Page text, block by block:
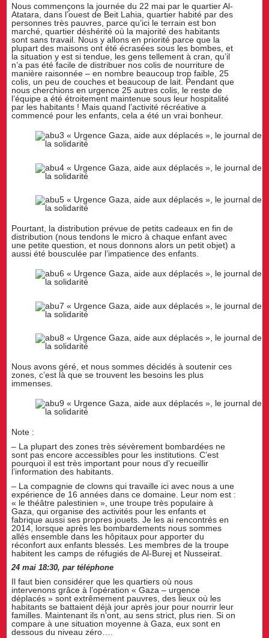
Nous commençons la journée du 22 mai par le quartier Al-
Atatara, dans l’ouest de Beit Lahia, quartier habité par des
personnes très pauvres, parce qu’ici le terrain est bon
marché, quartier déshérité où la majorité des habitants
sont sans travail. Nous y allons en priorité parce que la
plupart des maisons ont été écrasées sous les bombes, et
la situation y est si tendue, les gens tellement à cran, qu’il
n’a pas été facile de distribuer nos colis de nourriture de
manière raisonnée – en nombre beaucoup trop faible, 25
colis, un peu de couches et beaucoup de lait. Pendant que
nous cherchions en urgence 25 autres colis, le reste de
l’équipe a été étroitement maintenue sous leur hospitalité
par les habitants ! Mais quand l’activité récréative a
commencé pour les enfants, cela a été un vrai bonheur.
Pourtant, la distribution prévue de petits cadeaux en fin de
distribution (nous tendons le micro à chaque enfant avec
une petite question, et nous donnons alors un petit objet) a
aussi été bousculée par l’impatience des enfants.
Nous avons géré, et nous sommes décidés à soutenir ces
zones, c’est là que se trouvent les besoins les plus
immenses.
Note :
– La plupart des zones très sévèrement bombardées ne
sont pas encore accessibles pour les institutions. C’est
pourquoi il est très important pour nous d’y recueillir
l’information des habitants.
– La compagnie de clowns qui travaille ici avec nous a une
expérience de 16 années dans ce domaine. Leur nom est :
« le théâtre palestinien », une troupe très populaire à
Gaza, qui organise des activités pour les enfants et
fabrique aussi ses propres jouets. Je les ai rencontrés en
2014, lorsque après les bombardements nous sommes
allés ensemble dans les hôpitaux pour apporter du
réconfort aux enfants blessés. Les membres de la troupe
habitent les camps de réfugiés de Al-Burej et Nusseirat.
24 mai 18:30, par téléphone
Il faut bien considérer que les quartiers où nous
intervenons grâce à l’opération « Gaza – urgence
déplacés » sont extrêmement pauvres, des lieux où les
habitants se battaient déjà jour après jour pour nourrir leur
familles. Maintenant ils n’ont, au sens strict, plus rien. Si on
compare à une situation moyenne à Gaza, eux sont en
dessous du niveau zéro….